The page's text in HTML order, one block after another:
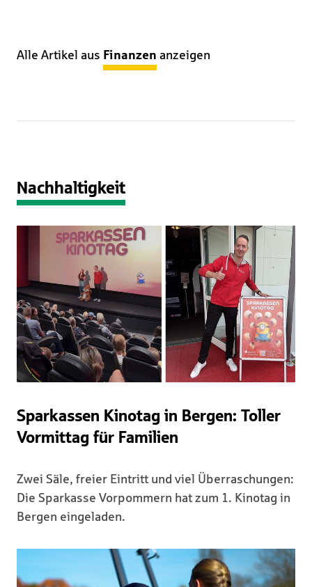
Alle Artikel aus Finanzen anzeigen
Nachhaltigkeit
Sparkassen Kinotag in Bergen: Toller
Vormittag für Familien
Zwei Säle, freier Eintritt und viel Überraschungen:
Die Sparkasse Vorpommern hat zum 1. Kinotag in
Bergen eingeladen.